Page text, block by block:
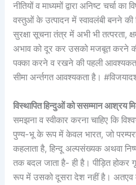
नीतियों व माध्यमों द्वारा अनिष्ट चर्चा
वस्तुओं के उत्पादन में स्वावलंबी बनने की
सुरक्षा सूचना तंत्र में अभी भी तत्परता,
अभाव को दूर कर उसको मजबूत करने की
पक्का करने व रखने की पहली आवश्यकता
सीमा अर्न्तगत आवश्यकता है।
विस्थापित हिन्दुओं को ससम्मान आश्रय
समझना व स्वीकार करना चाहिए कि
पुण्य-भू के रूप में केवल भारत, जो
कहलाता है, हिन्दू अल्पसंख्यक अथवा
तक बदल जाता है- ही है। पीड़ित
रूप में उसको दूसरा देश नहीं है। अतएव